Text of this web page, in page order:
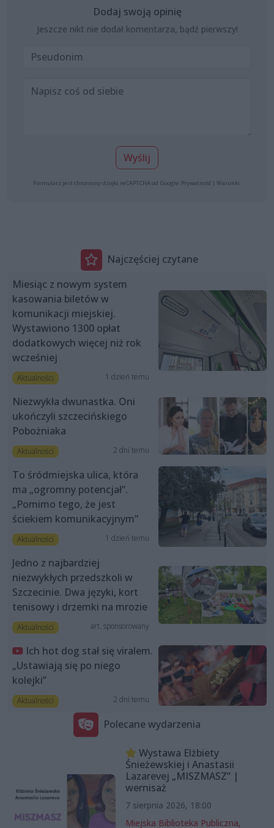
Dodaj swoją opinię
Jeszcze nikt nie dodał komentarza, bądź pierwszy!
Wyślij
Formularz jest chroniony dzięki reCAPTCHA od Google: Prywatność | Warunki
Najczęściej czytane
Miesiąc z nowym system
kasowania biletów w
komunikacji miejskiej.
Wystawiono 1300 opłat
dodatkowych więcej niż rok
wcześniej
Aktualności 1 dzień temu
Niezwykła dwunastka. Oni
ukończyli szczecińskiego
Pobożniaka
Aktualności 2 dni temu
To śródmiejska ulica, która
ma „ogromny potencjał”.
„Pomimo tego, że jest
ściekiem komunikacyjnym”
Aktualności 1 dzień temu
Jedno z najbardziej
niezwykłych przedszkoli w
Szczecinie. Dwa języki, kort
tenisowy i drzemki na mrozie
Aktualności art. sponsorowany
Ich hot dog stał się viralem.
„Ustawiają się po niego
kolejki”
Aktualności 2 dni temu
Polecane wydarzenia
Wystawa Elżbiety
Śnieżewskiej i Anastasii
Lazarevej „MISZMASZ” |
wernisaż
7 sierpnia 2026, 18:00
Miejska Biblioteka Publiczna,